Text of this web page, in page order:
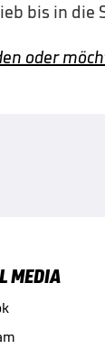
bis in die
oder
MEDIA